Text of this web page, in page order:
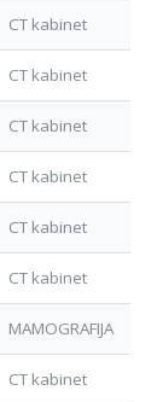
CT kabinet
CT kabinet
CT kabinet
CT kabinet
CT kabinet
CT kabinet
MAMOGRAFIJA
CT kabinet